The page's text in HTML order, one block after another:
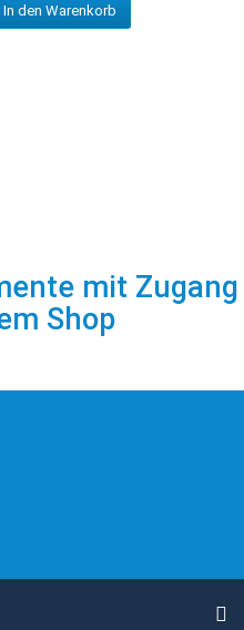
In den Warenkorb
mit Zugang
Shop